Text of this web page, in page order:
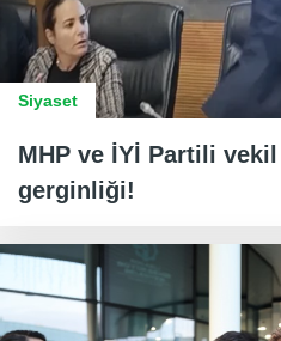
Siyaset
MHP ve İYİ Partili
gerginliği!